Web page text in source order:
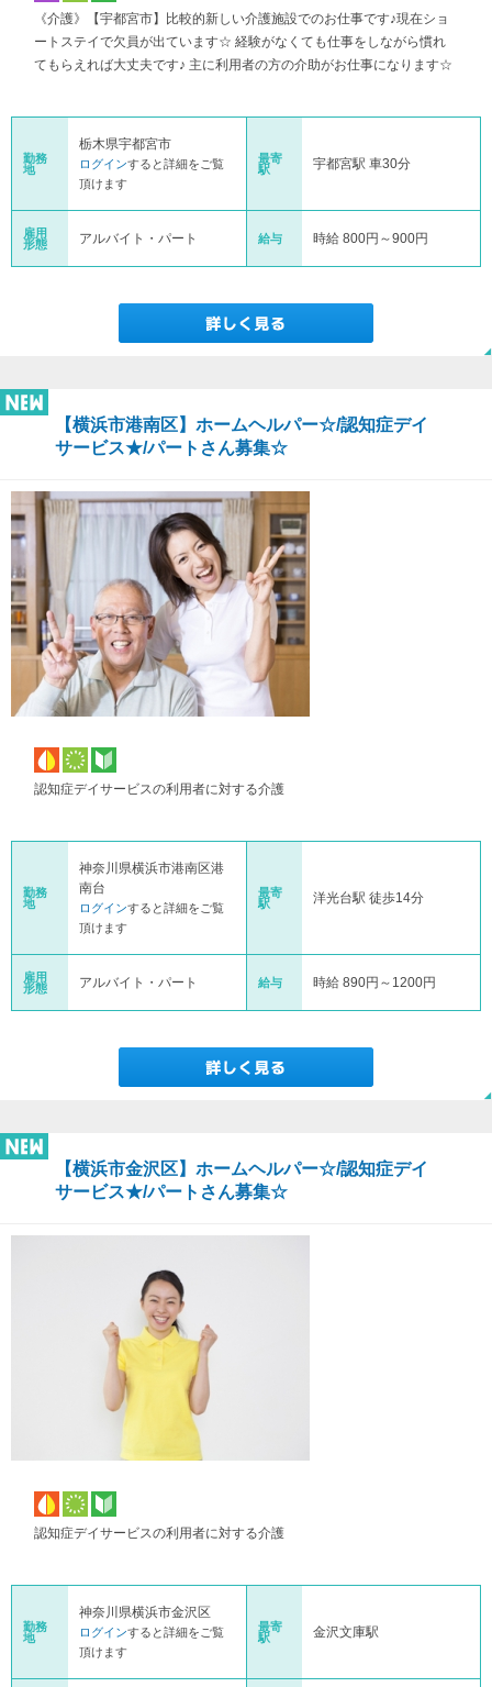
《介護》【宇都宮市】比較的新しい介護施設でのお仕事です♪現在ショ
ートステイで欠員が出ています☆ 経験がなくても仕事をしながら慣れ
てもらえれば大丈夫です♪ 主に利用者の方の介助がお仕事になります☆
勤務
地
栃木県宇都宮市
ログインすると詳細をご覧
頂けます
最寄
駅
宇都宮駅 車30分
雇用
形態
アルバイト・パート 給与 時給 800円～900円
【横浜市港南区】ホームヘルパー☆/認知症デイ
サービス★/パートさん募集☆
認知症デイサービスの利用者に対する介護
勤務
地
神奈川県横浜市港南区港
南台
ログインすると詳細をご覧
頂けます
最寄
駅
洋光台駅 徒歩14分
雇用
形態
アルバイト・パート 給与 時給 890円～1200円
【横浜市金沢区】ホームヘルパー☆/認知症デイ
サービス★/パートさん募集☆
認知症デイサービスの利用者に対する介護
勤務
地
神奈川県横浜市金沢区
ログインすると詳細をご覧
頂けます
最寄
駅
金沢文庫駅